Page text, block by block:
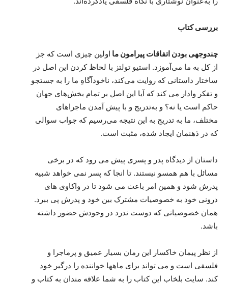
بررسی کتاب
چندوجهی بودن اتفاقات پیرامون ما اولین چیزی است که جز
از کل به ما می‌آموزد. استیو تولتز با لحاظ کردن این اصل در
ساختار داستانی که روایت می‌کند، ناخودآگاهِ ما را به جستجو
و تفکر وادار می کند که آیا این اصل بر تمام بخش‌های جهان
حاکم است یا نه؟ و به‌تدریج و با پیش آمدن ماجراهای
مختلف، ما به تدریج به این نتیجه می‌رسیم که جواب سوالی
که در ذهنمان ایجاد شده، مثبت است.
داستان از دیدگاه پدر و پسری پیش می رود که در برخی
مسائل با هم همسو نیستند. تا انجا که پسر نمی خواهد شبیه
پدرش شود و همین امر باعث می شود تا در واکاوی های
درونی خود به خصوصیات مشترک بین خود و پدرش پی ببرد.
همان خصوصیاتی که دوست ندرد در وجودش حضور داشته
باشد.
از نظر پیمان خاکسار این رمان بسیار عمیق و پرماجرا و
فلسفی است و می تواند برای ماهها خواننده را درگیر خود
کند. سایت بلخاب این کتاب را به شما علاقه مندان به کتاب و